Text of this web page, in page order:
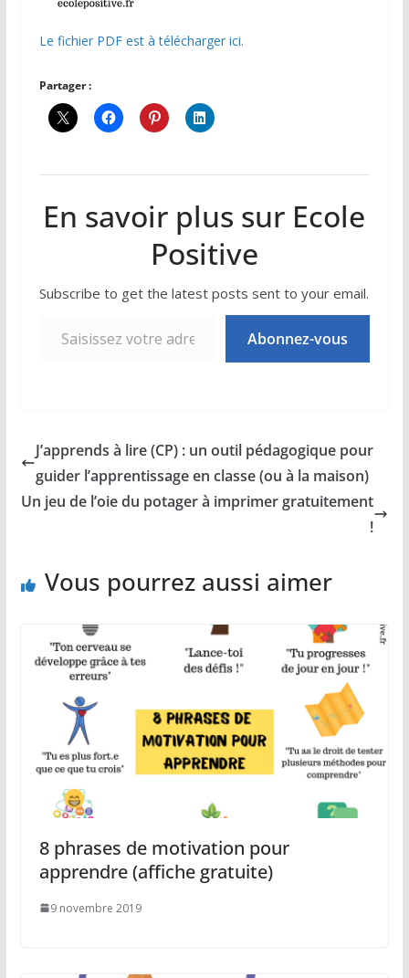
Le fichier PDF est à télécharger ici.
Partager :
En savoir plus sur Ecole
Positive
Subscribe to get the latest posts sent to your email.
Abonnez-vous
J’apprends à lire (CP) : un outil pédagogique pour
guider l’apprentissage en classe (ou à la maison)
Un jeu de l’oie du potager à imprimer gratuitement
!
Vous pourrez aussi aimer
8 phrases de motivation pour
apprendre (affiche gratuite)
9 novembre 2019